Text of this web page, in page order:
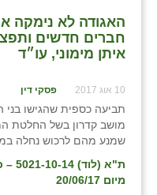
האגודה לא נימקה
איתן מימוני, עו״ד
10 אוג 2017 פסקי דין
מושב קדרון בשל החלטת
שמנע מהם לרכוש נחלה
ת"א
מיום 20/06/17